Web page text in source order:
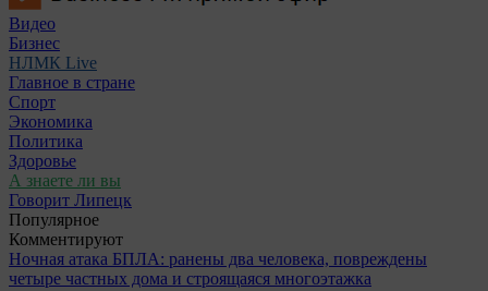
Видео
Бизнес
НЛМК Live
Главное в стране
Спорт
Экономика
Политика
Здоровье
А знаете ли вы
Говорит Липецк
Популярное
Комментируют
Ночная атака БПЛА: ранены два человека, повреждены
четыре частных дома и строящаяся многоэтажка